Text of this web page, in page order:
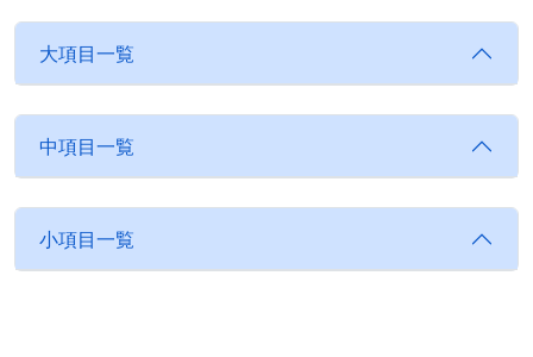
大項目一覧
中項目一覧
小項目一覧